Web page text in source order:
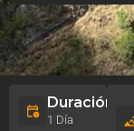
Duración
1 Día